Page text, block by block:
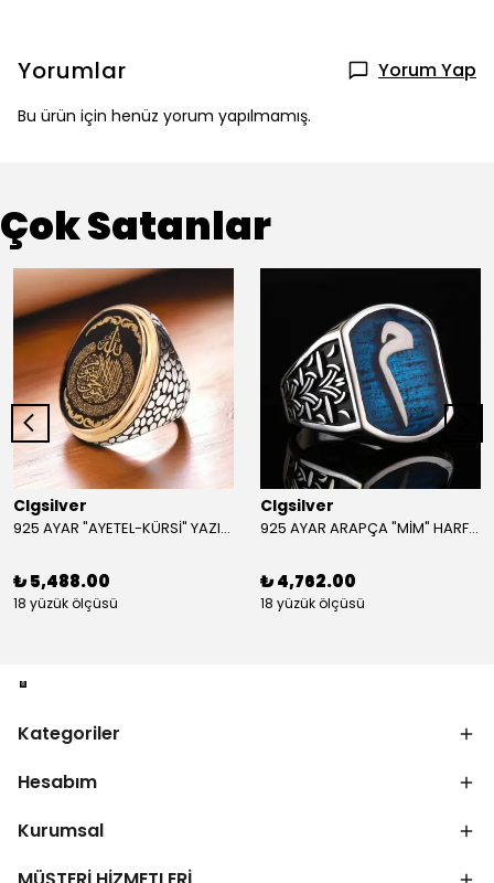
Yorumlar Yorum Yap
Bu ürün için henüz yorum yapılmamış.
Çok Satanlar
Clgsilver
925 AYAR "AYETEL-KÜRSİ" YAZILI GÜMÜŞ ERKEK YÜZÜK
₺ 5,488.00
18 yüzük ölçüsü
Clgsilver
925 AYAR ARAPÇA "MİM" HARFLİ GÜMÜŞ ERKEK YÜZÜK
₺ 4,762.00
18 yüzük ölçüsü
Kategoriler
Hesabım
Kurumsal